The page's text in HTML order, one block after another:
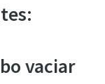
vaciar